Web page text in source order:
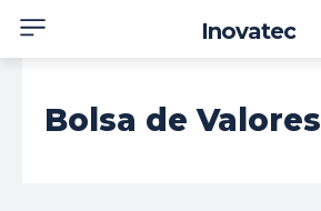
Inovatec
Bolsa de Valores